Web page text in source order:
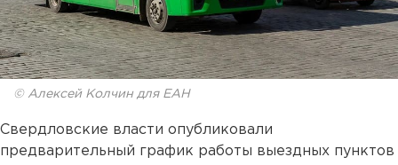
© Алексей Колчин для ЕАН
Свердловские власти опубликовали
предварительный график работы выездных пунктов